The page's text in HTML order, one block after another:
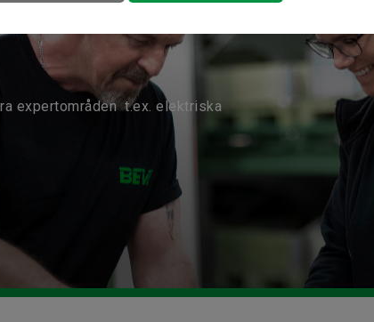
expertområden t.ex. elektriska